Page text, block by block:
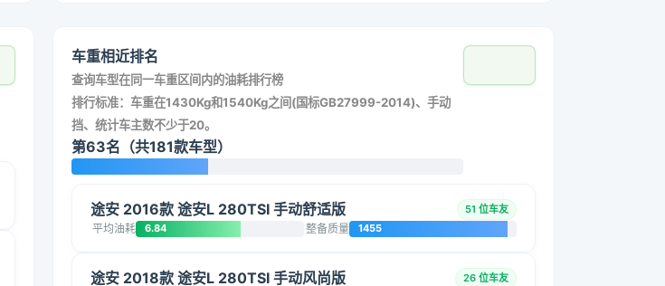
车重相近排名
查询车型在同一车重区间内的油耗排行榜
排行标准：车重在1430Kg和1540Kg之间(国标GB27999-2014)、手动
挡、统计车主数不少于20。
第63名（共181款车型）
途安 2016款 途安L 280TSI 手动舒适版 51 位车友
平均油耗 6.84 整备质量 1455
途安 2018款 途安L 280TSI 手动风尚版 26 位车友